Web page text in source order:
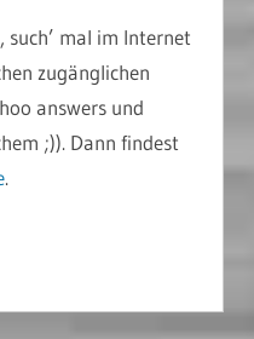
mal im Internet
zugänglichen
answers und
;)). Dann findest
.